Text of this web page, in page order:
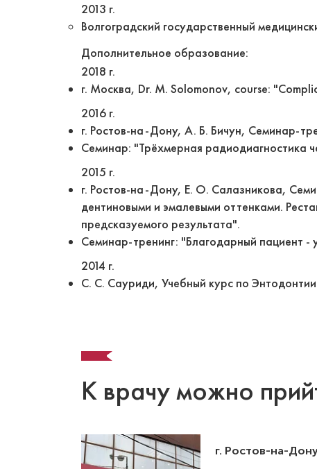
2013 г.
Волгоградский государственный
Дополнительное образование:
2018 г.
г. Москва, Dr. M. Solomonov, course:
2016 г.
г. Ростов-на-Дону, А. Б. Бичун, Семинар-
Семинар: "Трёхмерная радиодиагностика
2015 г.
г. Ростов-на-Дону, Е. О. Салазникова,
дентиновыми и эмалевыми оттенками.
предсказуемого результата".
Семинар-тренинг: "Благодарный пациент -
2014 г.
С. С. Сауриди, Учебный курс по Энтодонтии
К врачу можно
г. Ростов-на-Дону